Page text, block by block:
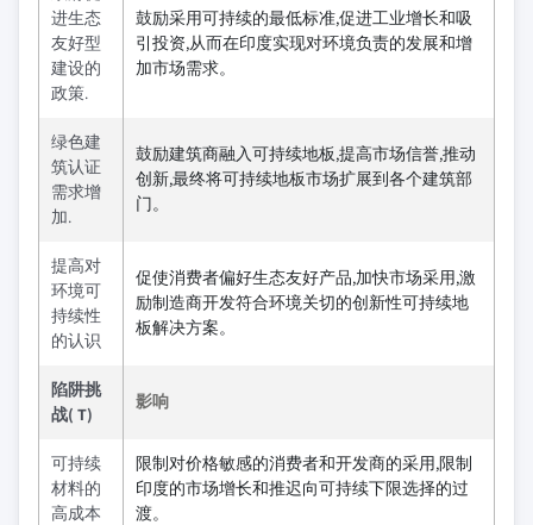
进生态
友好型
建设的
政策.
鼓励采用可持续的最低标准,促进工业增长和吸
引投资,从而在印度实现对环境负责的发展和增
加市场需求。
绿色建
筑认证
需求增
加.
鼓励建筑商融入可持续地板,提高市场信誉,推动
创新,最终将可持续地板市场扩展到各个建筑部
门。
提高对
环境可
持续性
的认识
促使消费者偏好生态友好产品,加快市场采用,激
励制造商开发符合环境关切的创新性可持续地
板解决方案。
陷阱挑
战( T)
影响
可持续
材料的
高成本
限制对价格敏感的消费者和开发商的采用,限制
印度的市场增长和推迟向可持续下限选择的过
渡。